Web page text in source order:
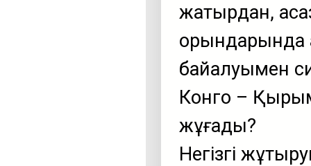
жатырдан,
орындарында
байқалуымен
Конго – Қырым
жұғады?
Негізгі